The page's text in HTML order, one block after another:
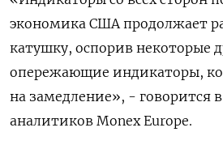
экономика США продолжает
катушку, оспорив некоторые
опережающие индикаторы,
на замедление», - говорится
аналитиков Monex Europe.